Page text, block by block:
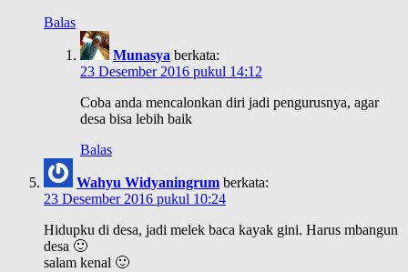
Balas
Munasya berkata:
23 Desember 2016 pukul 14:12
Coba anda mencalonkan diri jadi pengurusnya, agar
desa bisa lebih baik
Balas
Wahyu Widyaningrum berkata:
23 Desember 2016 pukul 10:24
Hidupku di desa, jadi melek baca kayak gini. Harus mbangun
desa 🙂
salam kenal 🙂